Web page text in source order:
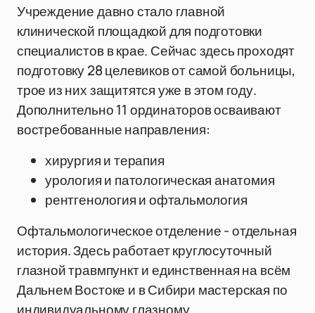
Учреждение давно стало главной
клинической площадкой для подготовки
специалистов в крае. Сейчас здесь проходят
подготовку 28 целевиков от самой больницы,
трое из них защитятся уже в этом году.
Дополнительно 11 ординаторов осваивают
востребованные направления:
хирургия и терапия
урология и патологическая анатомия
рентгенология и офтальмология
Офтальмологическое отделение - отдельная
история. Здесь работает круглосуточный
глазной травмпункт и единственная на всём
Дальнем Востоке и в Сибири мастерская по